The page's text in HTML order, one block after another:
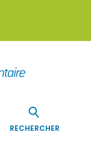
RECHERCHER